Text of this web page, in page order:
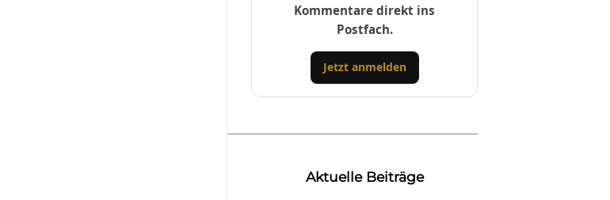
Kommentare direkt ins
Postfach.
Jetzt anmelden
Aktuelle Beiträge